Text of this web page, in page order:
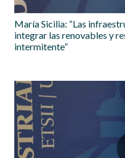
María Sicilia: “Las
integrar las renovables y
intermitente”